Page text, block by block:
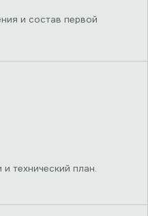
и состав первой
технический план.